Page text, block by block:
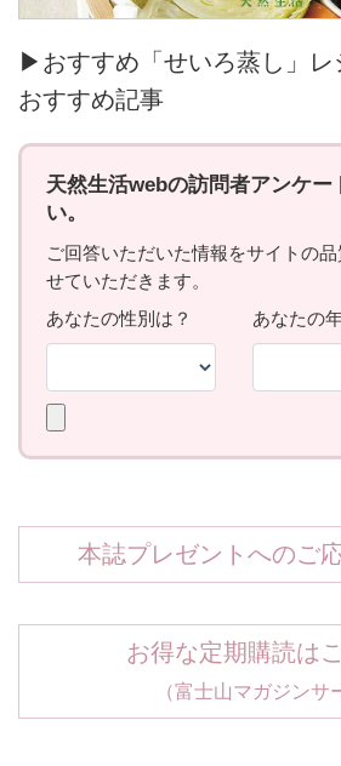
▶おすすめ「せいろ蒸し」レ
おすすめ記事
本誌プレゼントへのご
お得な定期購読は
（富士山マガジンサ